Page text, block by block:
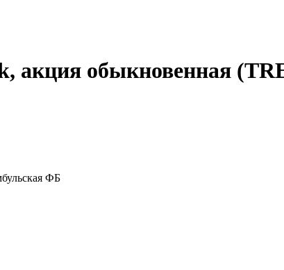
акция обыкновенная
ФБ